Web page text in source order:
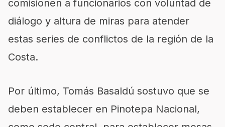
comisionen a funcionarios con voluntad de
diálogo y altura de miras para atender
estas series de conflictos de la región de la
Costa.
Por último, Tomás Basaldú sostuvo que se
deben establecer en Pinotepa Nacional,